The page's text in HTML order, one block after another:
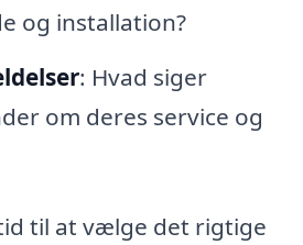
og installation?
: Hvad siger
om deres service og
til at vælge det rigtige